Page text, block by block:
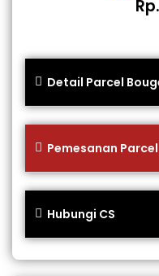
Detail Parcel
Pemesanan
Hubungi CS